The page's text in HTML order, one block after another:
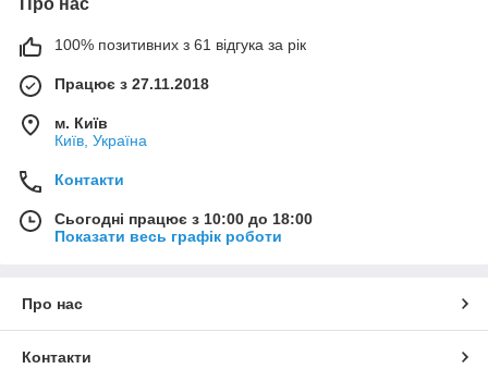
Про нас
100% позитивних з 61 відгука за рік
Працює з 27.11.2018
м. Київ
Київ, Україна
Контакти
Сьогодні працює з 10:00 до 18:00
Показати весь графік роботи
Про нас
Контакти